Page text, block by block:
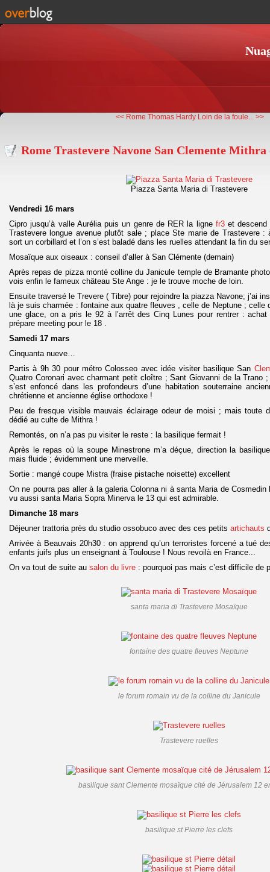
<< Rome Thomas Hardy Loin de la foule... >>
Rome Trastevere Navone San Clemente Mithra
Piazza Santa Maria di Trastevere
Vendredi 16 mars
Cipro jusqu’à valle Aurélia puis un genre de RER la lignefr3et descend
Trastevere longue avenue plutôt sale ; place Ste marie de Trastevere
sort un corbillard et l’on s’est baladé dans les ruelles attendant la fin du
Mosaïque aux oiseaux : conseil d’aller à San Clémente (demain)
Après repas de pizza monté colline du Janicule temple de Bramante
vois enfin le fameux château Ste Ange : je le trouve moche de loin.
Ensuite traversé le Trevere ( Tibre) pour rejoindre la piazza Navone; j’ai
là je suis charmée : fontaine aux quatre fleuves , celle de Neptune ; celle
une glace, on a pris le 92 à l’arrêt des Cinq Lunes pour rentrer :
prépare meeting pour le 18 .
Samedi 17 mars
Cinquanta nueve…
Partis à 9h 30 pour métro Colosseo avec idée visiter basilique San
Quatro Coronari avec charmant petit cloître ; Sant Giovanni de la Trano
s’est enfoncé dans les profondeurs d’une habitation souterraine
chrétienne et ancienne église orthodoxe !
Peu de fresque visible mauvais éclairage odeur de moisi ; mais toute
dédié au culte de Mithra !
Remontés, on n’a pas pu visiter le reste : la basilique fermait !
Après le repas où la soupe Minestrone m’a déçue, direction la
mais fluide ; évidemment une merveille.
Sortie : mangé coupe Mistra (fraise pistache noisette) excellent
On ne pourra pas aller à la galeria Colonna ni à santa Maria de
vu aussi santa Maria Sopra Minerva le 13 qui est admirable.
Dimanche 18 mars
Déjeuner trattoria près du studio ossobuco avec des ces petits artichauts
Arrivée à Beauvais 20h30 : on apprend qu’un terroristes forcené a tué
enfants juifs plus un enseignant à Toulouse ! Nous revoilà en France...
On va tout de suite au salon du livre : pourquoi pas mais c’est difficile
santa maria di Trastevere Mosaïque
fontaine des quatre fleuves Neptune
le forum romain vu de la colline du Janicule
Trastevere ruelles
basilique sant Clemente mosaïque cité de Jérusalem 12
basilique st Pierre les clefs